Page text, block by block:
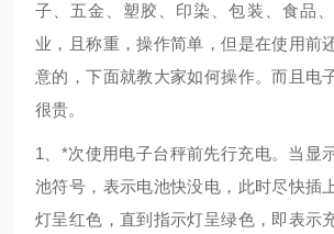
子、五金、塑胶、印染、包装、食品
业，且称重，操作简单，但是在使用前
意的，下面就教大家如何操作。而且电
很贵。
1、*次使用电子台秤前先行充电。当显
池符号，表示电池快没电，此时尽快插
灯呈红色，直到指示灯呈绿色，即表示